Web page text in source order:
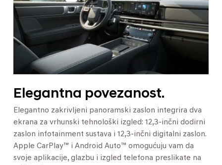
Elegantna povezanost.
Elegantno zakrivljeni panoramski zaslon integrira dva
ekrana za vrhunski tehnološki izgled: 12,3-inčni dodirni
zaslon infotainment sustava i 12,3-inčni digitalni zaslon.
Apple CarPlay™ i Android Auto™ omogućuju vam da
svoje aplikacije, glazbu i izgled telefona preslikate na